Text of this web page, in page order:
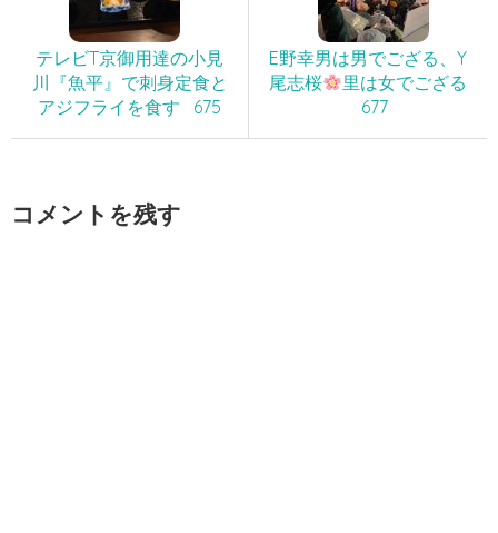
テレビT京御用達の小見
川『魚平』で刺身定食と
アジフライを食す 675
E野幸男は男でござる、Y
尾志桜
里は女でござる
677
コメントを残す